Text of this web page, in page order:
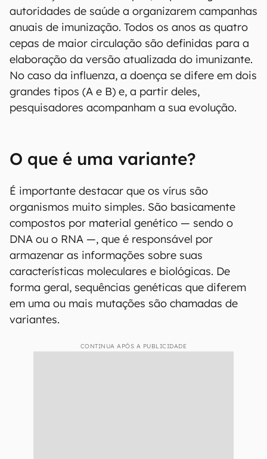
autoridades de saúde a organizarem campanhas
anuais de imunização. Todos os anos as quatro
cepas de maior circulação são definidas para a
elaboração da versão atualizada do imunizante.
No caso da influenza, a doença se difere em dois
grandes tipos (A e B) e, a partir deles,
pesquisadores acompanham a sua evolução.
O que é uma variante?
É importante destacar que os vírus são
organismos muito simples. São basicamente
compostos por material genético — sendo o
DNA ou o RNA —, que é responsável por
armazenar as informações sobre suas
características moleculares e biológicas. De
forma geral, sequências genéticas que diferem
em uma ou mais mutações são chamadas de
variantes.
CONTINUA APÓS A PUBLICIDADE